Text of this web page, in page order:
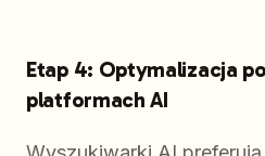
Etap 4: Optymalizacja
platformach AI